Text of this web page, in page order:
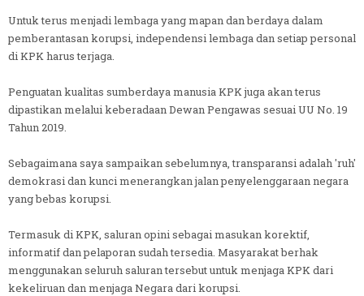
Untuk terus menjadi lembaga yang mapan dan berdaya dalam
pemberantasan korupsi, independensi lembaga dan setiap personal
di KPK harus terjaga.
Penguatan kualitas sumberdaya manusia KPK juga akan terus
dipastikan melalui keberadaan Dewan Pengawas sesuai UU No. 19
Tahun 2019.
Sebagaimana saya sampaikan sebelumnya, transparansi adalah 'ruh'
demokrasi dan kunci menerangkan jalan penyelenggaraan negara
yang bebas korupsi.
Termasuk di KPK, saluran opini sebagai masukan korektif,
informatif dan pelaporan sudah tersedia. Masyarakat berhak
menggunakan seluruh saluran tersebut untuk menjaga KPK dari
kekeliruan dan menjaga Negara dari korupsi.